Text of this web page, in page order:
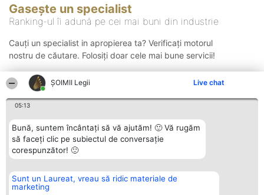
ȘOIMII Legii Live chat
05:13
Bună, suntem încântați să vă ajutăm! 🙂 Vă rugăm
să faceți clic pe subiectul de conversație
corespunzător! 🙂
Sunt un Laureat, vreau să ridic materiale de
marketing
Gasește un specialist
Ranking-ul îi adună pe cei mai buni din industrie
Cauți un specialist in apropierea ta? Verificați motorul
nostru de căutare. Folosiți doar cele mai bune servicii!
Organizator Ranking
BRIGHT SOLUTIONS BR SRL
Plebiscyt Contact